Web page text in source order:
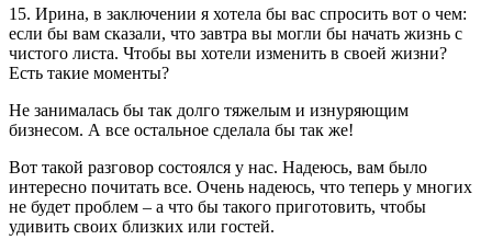
15. Ирина, в заключении я хотела бы вас спросить вот о чем:
если бы вам сказали, что завтра вы могли бы начать жизнь с
чистого листа. Чтобы вы хотели изменить в своей жизни?
Есть такие моменты?
Не занималась бы так долго тяжелым и изнуряющим
бизнесом. А все остальное сделала бы так же!
Вот такой разговор состоялся у нас. Надеюсь, вам было
интересно почитать все. Очень надеюсь, что теперь у многих
не будет проблем – а что бы такого приготовить, чтобы
удивить своих близких или гостей.